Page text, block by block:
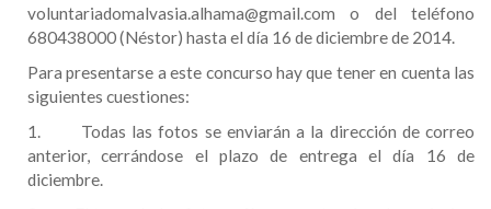
voluntariadomalvasia.alhama@gmail.com o del teléfono
680438000 (Néstor) hasta el día 16 de diciembre de 2014.
Para presentarse a este concurso hay que tener en cuenta las
siguientes cuestiones:
1. Todas las fotos se enviarán a la dirección de correo
anterior, cerrándose el plazo de entrega el día 16 de
diciembre.